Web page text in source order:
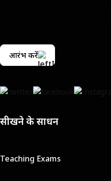
आरंभ करें
सीखने के साधन
Teaching Exams